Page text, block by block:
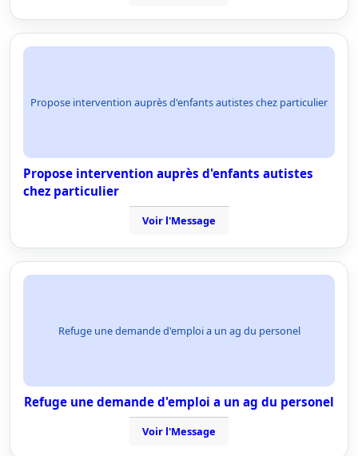
Propose intervention auprès d'enfants autistes chez particulier
Propose intervention auprès d'enfants autistes
chez particulier
Voir l'Message
Refuge une demande d'emploi a un ag du personel
Refuge une demande d'emploi a un ag du personel
Voir l'Message